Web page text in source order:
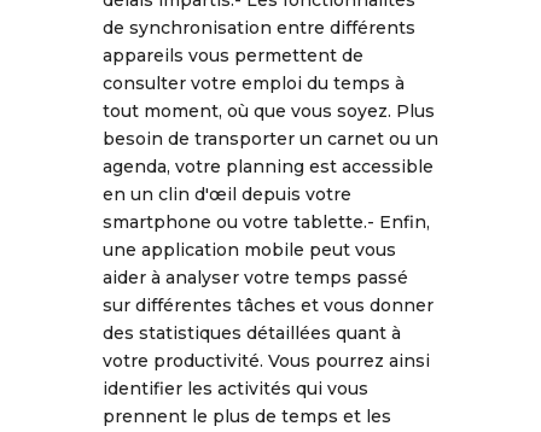
de synchronisation entre différents
appareils vous permettent de
consulter votre emploi du temps à
tout moment, où que vous soyez. Plus
besoin de transporter un carnet ou un
agenda, votre planning est accessible
en un clin d'œil depuis votre
smartphone ou votre tablette.- Enfin,
une application mobile peut vous
aider à analyser votre temps passé
sur différentes tâches et vous donner
des statistiques détaillées quant à
votre productivité. Vous pourrez ainsi
identifier les activités qui vous
prennent le plus de temps et les